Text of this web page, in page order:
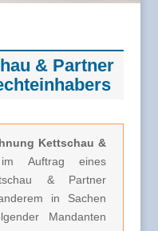
& Partner
Kettschau &
Auftrag eines
& Partner
in Sachen
Mandanten